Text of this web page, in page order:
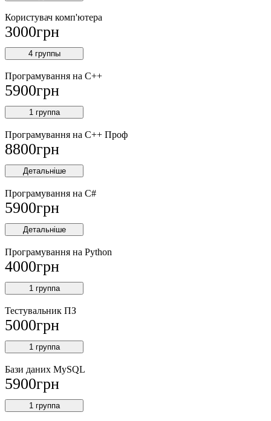
Користувач комп'ютера
3000грн
4 группы
Програмування на С++
5900грн
1 группа
Програмування на С++ Проф
8800грн
Детальніше
Програмування на C#
5900грн
Детальніше
Програмування на Python
4000грн
1 группа
Тестувальник ПЗ
5000грн
1 группа
Бази даних MySQL
5900грн
1 группа